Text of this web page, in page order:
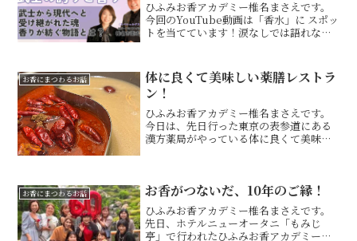
ひふみお香アカデミー椎名まさえです。
今回のYouTube動画は「香水」に スポッ
トを当てています！涙なしでは語れな
纏った 「香水」の話を夫である 北辰一刀
流宗家 椎名...
お香にまつわるお話
体に良くて美味しい薬膳レストラ
ン！
ひふみお香アカデミー椎名まさえです。
今日は、先日行った東京の表参道にある
漢方薬局がやっている体に良くて美味し
ンクや薬膳鍋がメニュ...
お香にまつわるお話 お香がつないだ、10年のご縁！
ひふみお香アカデミー椎名まさえです。
先日、ホテルニューオータニ「もみじ
亭」で行われたひふみお香アカデミー認